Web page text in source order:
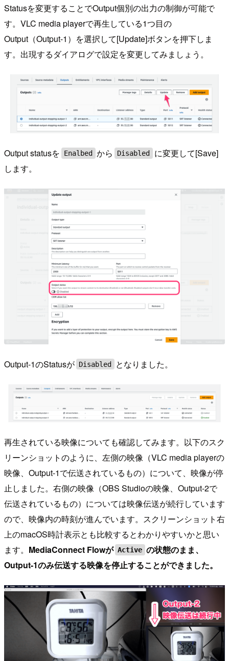
Statusを変更することでOutput個別の出力の制御が可能で
す。VLC media playerで再生している1つ目の
Output（Output-1）を選択して[Update]ボタンを押下しま
す。出現するダイアログで設定を変更してみましょう。
Output statusを Enalbed から Disabled
に変更して[Save]
します。
Output-1のStatusが Disabled となりました。
再生されている映像についても確認してみます。以下のスク
リーンショットのように、左側の映像（VLC media playerの
映像、Output-1で伝送されているもの）について、映像が停
止しました。右側の映像（OBS Studioの映像、Output-2で
伝送されているもの）については映像伝送が続行しています
ので、映像内の時刻が進んでいます。スクリーンショット右
上のmacOS時計表示とも比較するとわかりやすいかと思い
ます。 MediaConnect Flowが Active の状態のまま、
Output-1のみ伝送する映像を停止することができました。